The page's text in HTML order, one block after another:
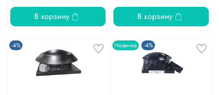
В корзину В корзину
-4% Новинка -4%